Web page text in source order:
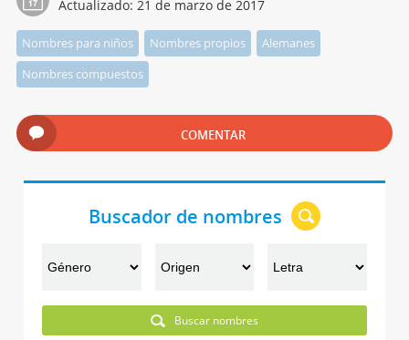
Actualizado: 21 de marzo de 2017
Nombres para niños Nombres propios
Alemanes
Nombres compuestos
COMENTAR
Buscador de nombres
Buscar nombres